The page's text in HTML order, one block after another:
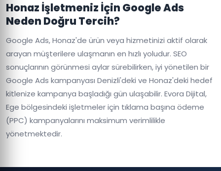
Honaz İşletmeniz İçin Google Ads
Neden Doğru Tercih?
Google Ads, Honaz'de ürün veya hizmetinizi aktif olarak
arayan müşterilere ulaşmanın en hızlı yoludur. SEO
sonuçlarının görünmesi aylar sürebilirken, iyi yönetilen bir
Google Ads kampanyası Denizli'deki ve Honaz'deki hedef
kitlenize kampanya başladığı gün ulaşabilir. Evora Dijital,
Ege bölgesindeki işletmeler için tıklama başına ödeme
(PPC) kampanyalarını maksimum verimlilikle
yönetmektedir.